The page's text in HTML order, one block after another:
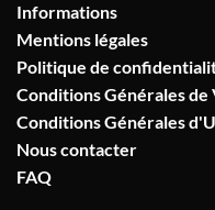
Informations
Mentions légales
Politique de
Conditions Générales de
Conditions Générales
Nous contacter
FAQ